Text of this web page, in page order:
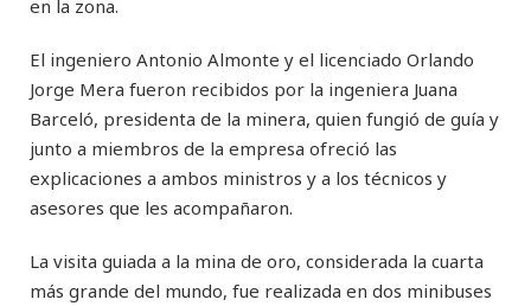
en la zona.
El ingeniero Antonio Almonte y el licenciado Orlando
Jorge Mera fueron recibidos por la ingeniera Juana
Barceló, presidenta de la minera, quien fungió de guía y
junto a miembros de la empresa ofreció las
explicaciones a ambos ministros y a los técnicos y
asesores que les acompañaron.
La visita guiada a la mina de oro, considerada la cuarta
más grande del mundo, fue realizada en dos minibuses